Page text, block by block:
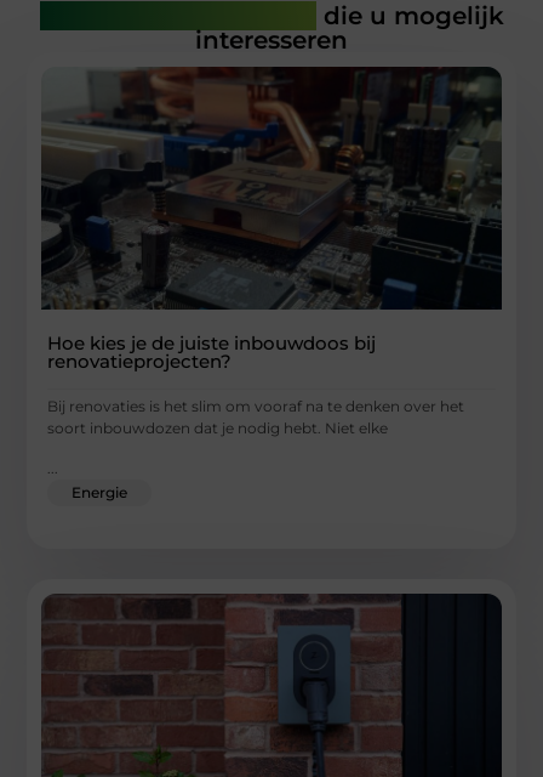
die u mogelijk
interesseren
Hoe kies je de juiste inbouwdoos bij
renovatieprojecten?
Bij renovaties is het slim om vooraf na te denken over het
soort inbouwdozen dat je nodig hebt. Niet elke
Energie